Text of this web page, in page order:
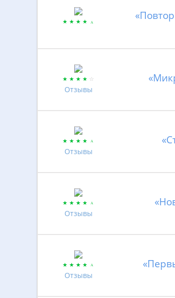
Отзывы
Отзывы
Отзывы
Отзывы